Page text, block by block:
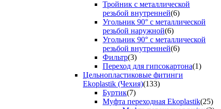
Тройник с металлической
резьбой внутренней(6)
Угольник 90° с металлической
резьбой наружной(6)
Угольник 90° с металлической
резьбой внутренней(6)
Фильтр(3)
Переход для гипсокартона(1)
Цельнопластиковые фитинги
Ekoplastik (Чехия)(133)
Буртик(7)
Муфта переходная Ekoplastik(25)